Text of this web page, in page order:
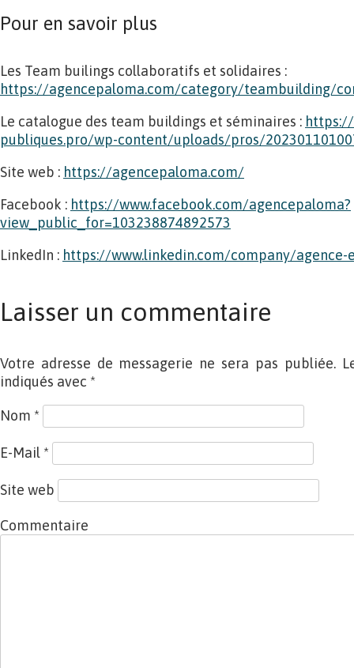
Pour en savoir plus
Les Team builings collaboratifs et solidaires :
https://agencepaloma.com/category/teambuilding/
Le catalogue des team buildings et séminaires :
publiques.pro/wp-content/uploads/pros/
Site web : https://agencepaloma.com/
Facebook : https://www.facebook.com/agencepaloma?
view_public_for=103238874892573
LinkedIn : https://www.linkedin.com/company/
Laisser un commentaire
Votre adresse de messagerie ne sera pas publiée.
indiqués avec *
Nom *
E-Mail *
Site web
Commentaire